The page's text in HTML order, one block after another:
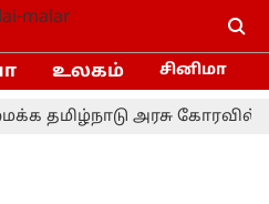
உலகம் சினிமா
அரசு கோரவில்லை -